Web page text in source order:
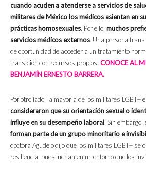
cuando acuden a atenderse a servicios de
militares de México los médicos asientan en
prácticas homosexuales. Por ello, muchos
servicios médicos externos. Una persona
de oportunidad de acceder a un tratamiento
transición con recursos propios. CONOCE AL
BENJAMÍN ERNESTO BARRERA.
Por otro lado, la mayoría de los militares LGBT+
consideraron que su orientación sexual o
influye en su desempeño laboral. Sin embargo,
forman parte de un grupo minoritario e
doctora Agudelo dijo que los militares LGBT+ se
resiliencia, pues luchan en un entorno que los